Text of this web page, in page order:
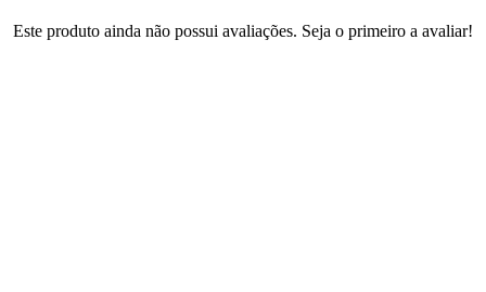
Este produto ainda não possui avaliações. Seja o primeiro a avaliar!